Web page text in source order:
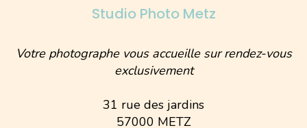
Studio Photo Metz
Votre photographe vous accueille sur rendez-vous
exclusivement
31 rue des jardins
57000 METZ